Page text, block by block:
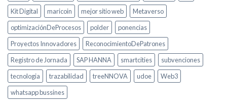
Kit Digital
maricoin mejor sitio web
Metaverso
optimizaciónDeProcesos
polder
ponencias
Proyectos Innovadores
ReconocimientoDePatrones
Registro de Jornada
SAP HANNA smartcities
subvenciones
tecnologia
trazabilidad treeNNOVA udoe
Web3
whatsapp bussines